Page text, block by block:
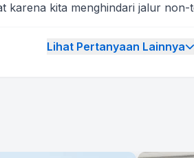
karena kita menghindari jalur non-
Lihat Pertanyaan Lainnya